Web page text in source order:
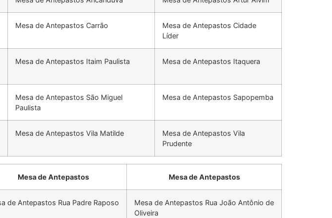
Mesa de Antepastos Carrão
Mesa de Antepastos Cidade
Líder
Mesa de Antepastos Itaim Paulista Mesa de Antepastos Itaquera
Mesa de Antepastos São Miguel
Paulista
Mesa de Antepastos Sapopemba
Mesa de Antepastos Vila Matilde
Mesa de Antepastos Vila
Prudente
Mesa de Antepastos Mesa de Antepastos
de Antepastos Rua Padre Raposo
Mesa de Antepastos Rua João Antônio de
Oliveira